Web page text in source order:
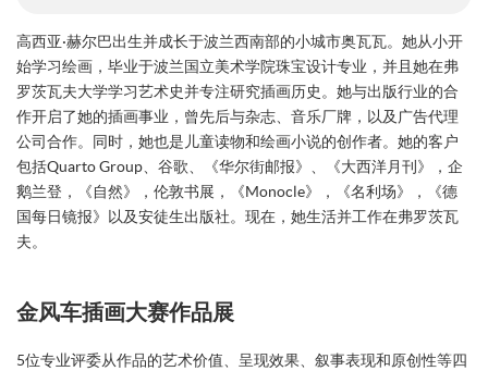
高西亚·赫尔巴出生并成长于波兰西南部的小城市奥瓦瓦。她从小开
始学习绘画，毕业于波兰国立美术学院珠宝设计专业，并且她在弗
罗茨瓦夫大学学习艺术史并专注研究插画历史。她与出版行业的合
作开启了她的插画事业，曾先后与杂志、音乐厂牌，以及广告代理
公司合作。同时，她也是儿童读物和绘画小说的创作者。她的客户
包括Quarto Group、谷歌、《华尔街邮报》、《大西洋月刊》，企
鹅兰登，《自然》，伦敦书展，《Monocle》，《名利场》，《德
国每日镜报》以及安徒生出版社。现在，她生活并工作在弗罗茨瓦
夫。
金风车插画大赛作品展
5位专业评委从作品的艺术价值、呈现效果、叙事表现和原创性等四